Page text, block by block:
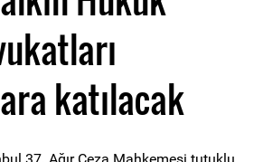
katılacak